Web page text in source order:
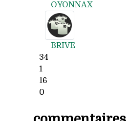
OYONNAX
BRIVE
34
1
16
0